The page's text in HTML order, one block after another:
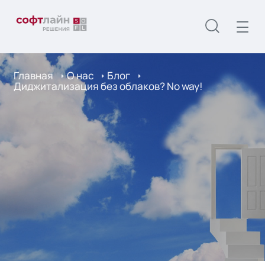
Главная О нас Блог
Диджитализация без облаков? No way!